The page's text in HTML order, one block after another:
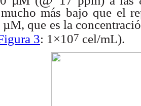
más bajo que el
µM, que es la
3: 1×107 cel/mL).